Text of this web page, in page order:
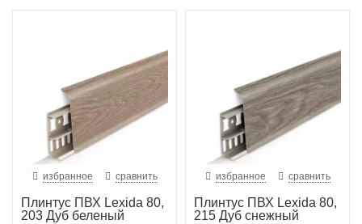
избранное сравнить
Плинтус ПВХ Lexida 80,
203 Дуб беленый
избранное сравнить
Плинтус ПВХ Lexida 80,
215 Дуб снежный